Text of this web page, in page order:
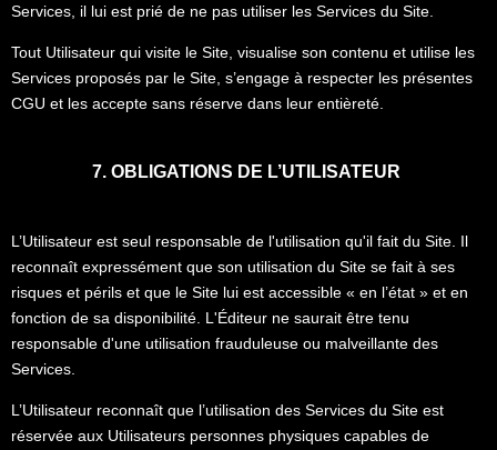
Services, il lui est prié de ne pas utiliser les Services du Site.
Tout Utilisateur qui visite le Site, visualise son contenu et utilise les
Services proposés par le Site, s’engage à respecter les présentes
CGU et les accepte sans réserve dans leur entièreté.
7. OBLIGATIONS DE L’UTILISATEUR
L’Utilisateur est seul responsable de l'utilisation qu'il fait du Site. Il
reconnaît expressément que son utilisation du Site se fait à ses
risques et périls et que le Site lui est accessible « en l’état » et en
fonction de sa disponibilité. L'Éditeur ne saurait être tenu
responsable d'une utilisation frauduleuse ou malveillante des
Services.
L’Utilisateur reconnaît que l’utilisation des Services du Site est
réservée aux Utilisateurs personnes physiques capables de